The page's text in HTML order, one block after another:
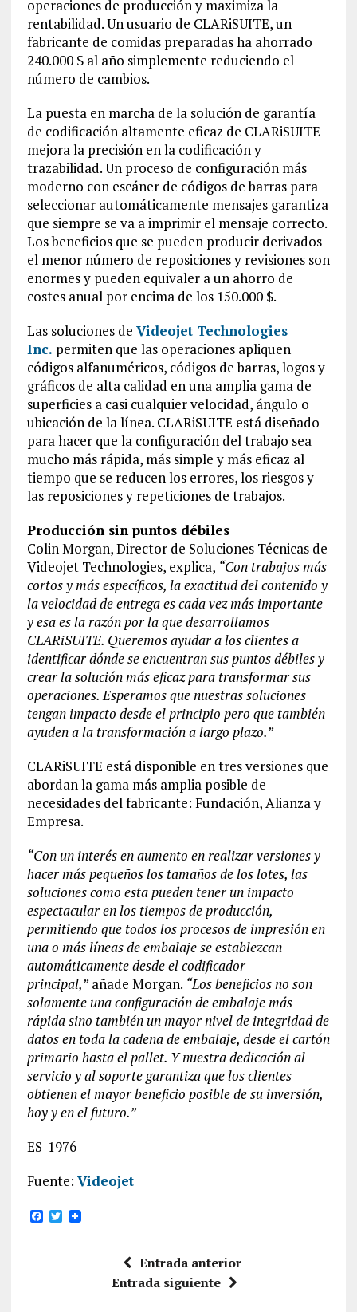
operaciones de producción y maximiza la
rentabilidad. Un usuario de CLARiSUITE, un
fabricante de comidas preparadas ha ahorrado
240.000 $ al año simplemente reduciendo el
número de cambios.
La puesta en marcha de la solución de garantía
de codificación altamente eficaz de CLARiSUITE
mejora la precisión en la codificación y
trazabilidad. Un proceso de configuración más
moderno con escáner de códigos de barras para
seleccionar automáticamente mensajes garantiza
que siempre se va a imprimir el mensaje correcto.
Los beneficios que se pueden producir derivados
el menor número de reposiciones y revisiones son
enormes y pueden equivaler a un ahorro de
costes anual por encima de los 150.000 $.
Las soluciones de Videojet Technologies
Inc. permiten que las operaciones apliquen
códigos alfanuméricos, códigos de barras, logos y
gráficos de alta calidad en una amplia gama de
superficies a casi cualquier velocidad, ángulo o
ubicación de la línea. CLARiSUITE está diseñado
para hacer que la configuración del trabajo sea
mucho más rápida, más simple y más eficaz al
tiempo que se reducen los errores, los riesgos y
las reposiciones y repeticiones de trabajos.
Producción sin puntos débiles
Colin Morgan, Director de Soluciones Técnicas de
Videojet Technologies, explica, “Con trabajos más
cortos y más específicos, la exactitud del contenido y
la velocidad de entrega es cada vez más importante
y esa es la razón por la que desarrollamos
CLARiSUITE. Queremos ayudar a los clientes a
identificar dónde se encuentran sus puntos débiles y
crear la solución más eficaz para transformar sus
operaciones. Esperamos que nuestras soluciones
tengan impacto desde el principio pero que también
ayuden a la transformación a largo plazo.”
CLARiSUITE está disponible en tres versiones que
abordan la gama más amplia posible de
necesidades del fabricante: Fundación, Alianza y
Empresa.
“Con un interés en aumento en realizar versiones y
hacer más pequeños los tamaños de los lotes, las
soluciones como esta pueden tener un impacto
espectacular en los tiempos de producción,
permitiendo que todos los procesos de impresión en
una o más líneas de embalaje se establezcan
automáticamente desde el codificador
principal,”añade Morgan. “Los beneficios no son
solamente una configuración de embalaje más
rápida sino también un mayor nivel de integridad de
datos en toda la cadena de embalaje, desde el cartón
primario hasta el pallet. Y nuestra dedicación al
servicio y al soporte garantiza que los clientes
obtienen el mayor beneficio posible de su inversión,
hoy y en el futuro.”
ES-1976
Fuente: Videojet
F T
Entrada anterior
Entrada siguiente